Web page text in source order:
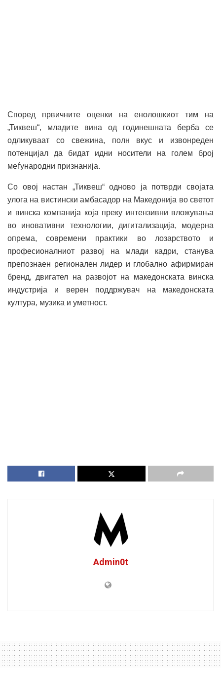
Според првичните оценки на енолошкиот тим на
„Тиквеш“, младите вина од годинешната берба се
одликуваат со свежина, полн вкус и извонреден
потенцијал да бидат идни носители на голем број
меѓународни признанија.
Со овој настан „Тиквеш“ одново ја потврди својата
улога на вистински амбасадор на Македонија во светот
и винска компанија која преку интензивни вложувања
во иновативни технологии, дигитализација, модерна
опрема, современи практики во лозарството и
професионалниот развој на млади кадри, станува
препознаен регионален лидер и глобално афирмиран
бренд, двигател на развојот на македонската винска
индустрија и верен поддржувач на македонската
култура, музика и уметност.
Admin0t